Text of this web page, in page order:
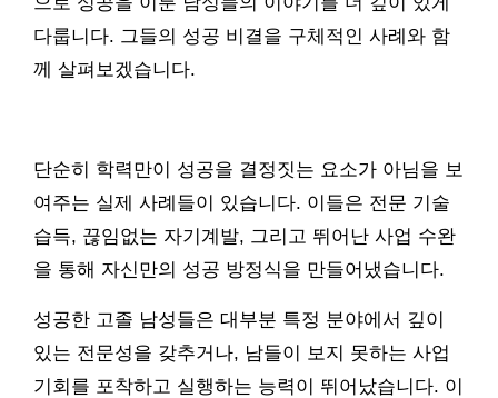
다룹니다. 그들의 성공 비결을 구체적인 사례와 함
께 살펴보겠습니다.
단순히 학력만이 성공을 결정짓는 요소가 아님을 보
여주는 실제 사례들이 있습니다. 이들은 전문 기술
습득, 끊임없는 자기계발, 그리고 뛰어난 사업 수완
을 통해 자신만의 성공 방정식을 만들어냈습니다.
성공한 고졸 남성들은 대부분 특정 분야에서 깊이
있는 전문성을 갖추거나, 남들이 보지 못하는 사업
기회를 포착하고 실행하는 능력이 뛰어났습니다. 이